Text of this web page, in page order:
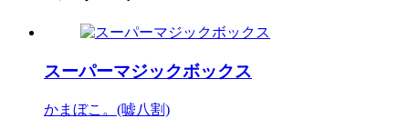
スーパーマジックボックス
かまぼこ。(嘘八割)